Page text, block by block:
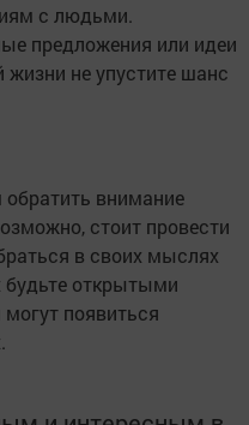
с людьми.
предложения или идеи
жизни не упустите шанс
внимание
стоит провести
в своих мыслях
будьте открытыми
появиться